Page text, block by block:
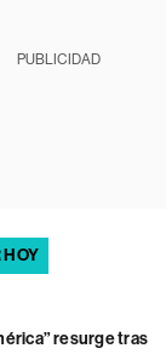
PUBLICIDAD
resurge tras